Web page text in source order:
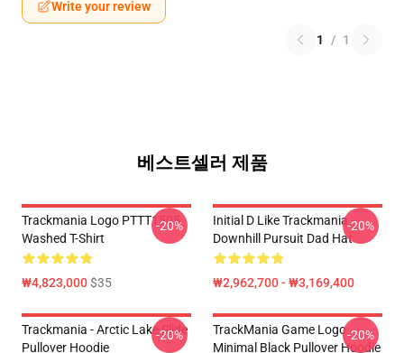
Write your review
1 / 1
베스트셀러 제품
Trackmania Logo PTTT1505
Washed T-Shirt
₩4,823,000$35
-20%
Initial D Like Trackmania -
Downhill Pursuit Dad Hat
₩2,962,700 - ₩3,169,400
-20%
Trackmania - Arctic Lake Slide
Pullover Hoodie
-20%
TrackMania Game Logo
Minimal Black Pullover Hoodie
-20%